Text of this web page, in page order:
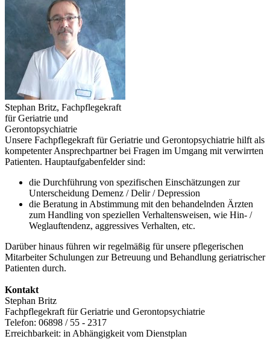
Stephan Britz, Fachpflegekraft
für Geriatrie und
Gerontopsychiatrie
Unsere Fachpflegekraft für Geriatrie und Gerontopsychiatrie hilft als
kompetenter Ansprechpartner bei Fragen im Umgang mit verwirrten
Patienten. Hauptaufgabenfelder sind:
die Durchführung von spezifischen Einschätzungen zur
Unterscheidung Demenz / Delir / Depression
die Beratung in Abstimmung mit den behandelnden Ärzten
zum Handling von speziellen Verhaltensweisen, wie Hin- /
Weglauftendenz, aggressives Verhalten, etc.
Darüber hinaus führen wir regelmäßig für unsere pflegerischen
Mitarbeiter Schulungen zur Betreuung und Behandlung geriatrischer
Patienten durch.
Kontakt
Stephan Britz
Fachpflegekraft für Geriatrie und Gerontopsychiatrie
Telefon: 06898 / 55 - 2317
Erreichbarkeit: in Abhängigkeit vom Dienstplan